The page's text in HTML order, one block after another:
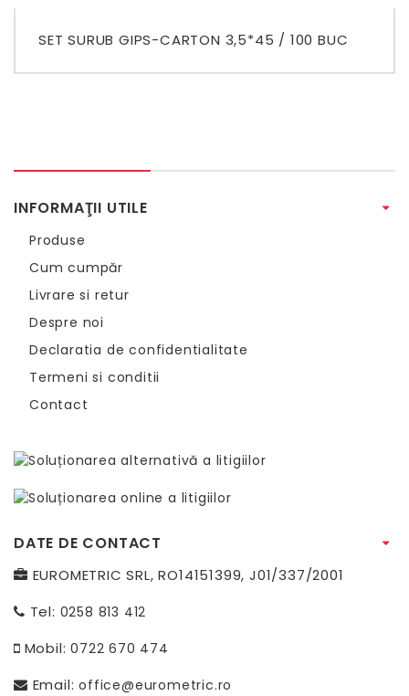
SET SURUB GIPS-CARTON 3,5*45 / 100 BUC
INFORMAŢII UTILE
Produse
Cum cumpăr
Livrare si retur
Despre noi
Declaratia de confidentialitate
Termeni si conditii
Contact
DATE DE CONTACT
EUROMETRIC SRL, RO14151399, J01/337/2001
Tel: 0258 813 412
Mobil:0722 670 474
Email:office@eurometric.ro